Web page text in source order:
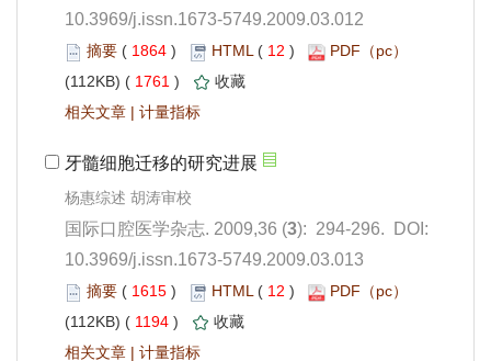
10.3969/j.issn.1673-5749.2009.03.012
1864 ) 12 )
1761 )
|
): 294-296. DOI:
10.3969/j.issn.1673-5749.2009.03.013
1615 ) 12 )
1194 )
|